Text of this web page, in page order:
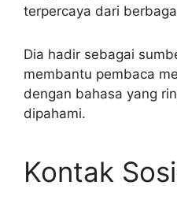
terpercaya dari
Dia hadir sebagai
membantu pembaca
dengan bahasa yang
dipahami.
Kontak